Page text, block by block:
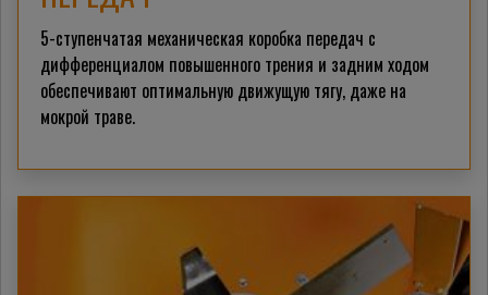
5-ступенчатая механическая коробка передач с
дифференциалом повышенного трения и задним ходом
обеспечивают оптимальную движущую тягу, даже на
мокрой траве.